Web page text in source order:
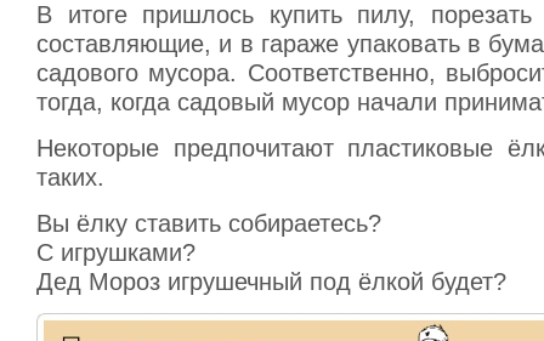
В итоге пришлось купить пилу,
составляющие, и в гараже упаковать в
садового мусора. Соответственно,
тогда, когда садовый мусор начали
Некоторые предпочитают пластиковые
таких.
Вы ёлку ставить собираетесь?
С игрушками?
Дед Мороз игрушечный под ёлкой будет?